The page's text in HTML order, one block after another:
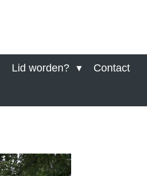
Lid worden? Contact